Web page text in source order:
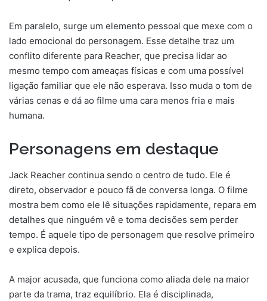
Em paralelo, surge um elemento pessoal que mexe com o
lado emocional do personagem. Esse detalhe traz um
conflito diferente para Reacher, que precisa lidar ao
mesmo tempo com ameaças físicas e com uma possível
ligação familiar que ele não esperava. Isso muda o tom de
várias cenas e dá ao filme uma cara menos fria e mais
humana.
Personagens em destaque
Jack Reacher continua sendo o centro de tudo. Ele é
direto, observador e pouco fã de conversa longa. O filme
mostra bem como ele lê situações rapidamente, repara em
detalhes que ninguém vê e toma decisões sem perder
tempo. É aquele tipo de personagem que resolve primeiro
e explica depois.
A major acusada, que funciona como aliada dele na maior
parte da trama, traz equilíbrio. Ela é disciplinada,